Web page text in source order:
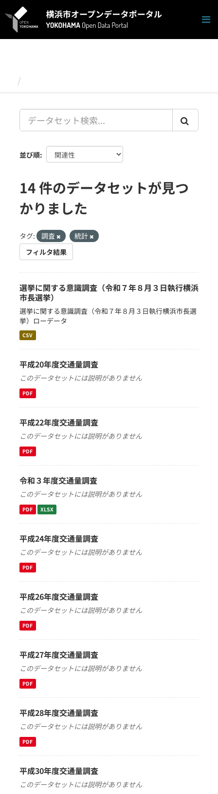
キ
並び順
14 件のデータセットが見つ
かりました
タグ: 調査
統計
フィルタ結果
選挙に関する意識調査（令和７年８月３日執行横浜
市長選挙）
選挙に関する意識調査（令和７年８月３日執行横浜市長選
挙）ローデータ
CSV
平成20年度交通量調査
このデータセットには説明がありません
PDF
平成22年度交通量調査
このデータセットには説明がありません
PDF
令和３年度交通量調査
このデータセットには説明がありません
PDF XLSX
平成24年度交通量調査
このデータセットには説明がありません
PDF
平成26年度交通量調査
このデータセットには説明がありません
PDF
平成27年度交通量調査
このデータセットには説明がありません
PDF
平成28年度交通量調査
このデータセットには説明がありません
PDF
平成30年度交通量調査
このデータセットには説明がありません